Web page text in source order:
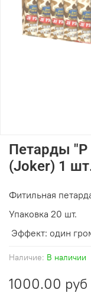
Наличие: В наличии
Петарды "Р
(Joker) 1
1000.00 руб
Фитильная
Упаковка 20 шт.
Эффект: один